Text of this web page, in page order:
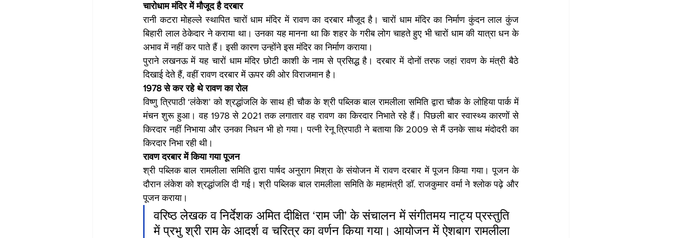
चारोधाम मंदिर में मौजूद है दरबार
रानी कटरा मोहल्ले स्थापित चारों धाम मंदिर में रावण का दरबार मौजूद है। चारों धाम मंदिर का निर्माण कुंदन लाल कुंज
बिहारी लाल ठेकेदार ने कराया था। उनका यह मानना था कि शहर के गरीब लोग चाहते हुए भी चारों धाम की यात्रा धन के
अभाव में नहीं कर पाते हैं। इसी कारण उन्होंने इस मंदिर का निर्माण कराया।
पुराने लखनऊ में यह चारों धाम मंदिर छोटी काशी के नाम से प्रसिद्ध है। दरबार में दोनों तरफ जहां रावण के मंत्री बैठे
दिखाई देते हैं, वहीं रावण दरबार में ऊपर की ओर विराजमान है।
1978 से कर रहे थे रावण का रोल
विष्णु त्रिपाठी ‘लंकेश’ को श्रद्धांजलि के साथ ही चौक के श्री पब्लिक बाल रामलीला समिति द्वारा चौक के लोहिया पार्क में
मंचन शुरू हुआ। वह 1978 से 2021 तक लगातार वह रावण का किरदार निभाते रहे हैं। पिछली बार स्वास्थ्य कारणों से
किरदार नहीं निभाया और उनका निधन भी हो गया। पत्नी रेनू त्रिपाठी ने बताया कि 2009 से मैं उनके साथ मंदोदरी का
किरदार निभा रही थी।
रावण दरबार में किया गया पूजन
श्री पब्लिक बाल रामलीला समिति द्वारा पार्षद अनुराग मिश्रा के संयोजन में रावण दरबार में पूजन किया गया। पूजन के
दौरान लंकेश को श्रद्धांजलि दी गई। श्री पब्लिक बाल रामलीला समिति के महामंत्री डॉ. राजकुमार वर्मा ने श्लोक पढ़े और
पूजन कराया।
वरिष्ठ लेखक व निर्देशक अमित दीक्षित ‘राम जी’ के संचालन में संगीतमय नाट्य प्रस्तुति
में प्रभु श्री राम के आदर्श व चरित्र का वर्णन किया गया। आयोजन में ऐशबाग रामलीला